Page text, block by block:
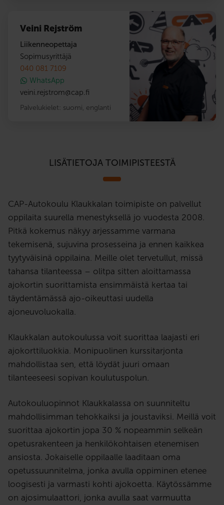
Veini Rejström
Liikenneopettaja
Sopimusyrittäjä
040 081 7109
WhatsApp
veini.rejstrom@cap.fi
Palvelukielet: suomi, englanti
LISÄTIETOJA TOIMIPISTEESTÄ
CAP-Autokoulu Klaukkalan toimipiste on palvellut
oppilaita suurella menestyksellä jo vuodesta 2008.
Pitkä kokemus näkyy arjessamme varmana
tekemisenä, sujuvina prosesseina ja ennen kaikkea
tyytyväisinä oppilaina. Meille olet tervetullut, missä
tahansa tilanteessa – olitpa sitten aloittamassa
ajokortin suorittamista ensimmäistä kertaa tai
täydentämässä ajo-oikeuttasi uudella
ajoneuvoluokalla.
Klaukkalan autokoulussa voit suorittaa laajasti eri
ajokorttiluokkia. Monipuolinen kurssitarjonta
mahdollistaa sen, että löydät juuri omaan
tilanteeseesi sopivan koulutuspolun.
Autokouluopinnot Klaukkalassa on suunniteltu
mahdollisimman tehokkaiksi ja joustaviksi. Meillä voit
suorittaa ajokortin jopa 30 % nopeammin selkeän
opetusrakenteen ja henkilökohtaisen etenemisen
ansiosta. Jokaiselle oppilaalle laaditaan oma
opetussuunnitelma, jonka avulla oppiminen etenee
loogisesti ja varmasti kohti ajokoetta. Käytössämme
on ajosimulaattori, jonka avulla saat varmuutta